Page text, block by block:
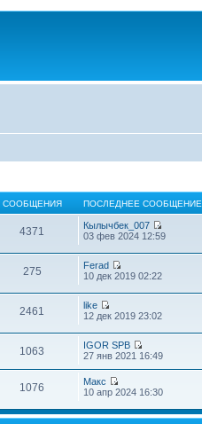
СООБЩЕНИЯ ПОСЛЕДНЕЕ СООБЩЕНИЕ
4371
Кылычбек_007
03 фев 2024 12:59
275
Ferad
10 дек 2019 02:22
2461
like
12 дек 2019 23:02
1063
IGOR SPB
27 янв 2021 16:49
1076
Макс
10 апр 2024 16:30